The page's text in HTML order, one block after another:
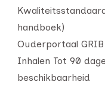
handboek)
Ouderportaal
Inhalen Tot 90
beschikbaarheid